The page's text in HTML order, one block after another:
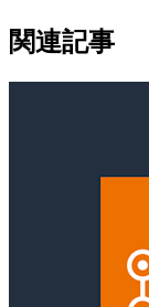
関連記事